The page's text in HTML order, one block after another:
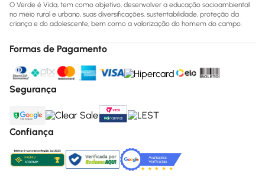
O Verde é Vida, tem como objetivo, desenvolver a educação socioambiental
no meio rural e urbano, suas diversificações, sustentabilidade, proteção da
criança e do adolescente, bem como a valorização do homem do campo.
Formas de Pagamento
Segurança
Confiança